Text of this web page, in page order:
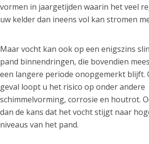
vormen in jaargetijden waarin het veel
uw kelder dan ineens vol kan stromen
Maar vocht kan ook op een enigszins
pand binnendringen, die bovendien
een langere periode onopgemerkt blijft.
geval loopt u het risico op onder andere
schimmelvorming, corrosie en houtrot.
dan de kans dat het vocht stijgt naar
niveaus van het pand.